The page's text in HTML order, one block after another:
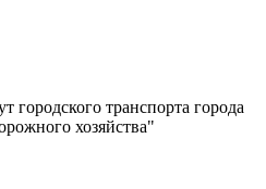
транспорта города
хозяйства"